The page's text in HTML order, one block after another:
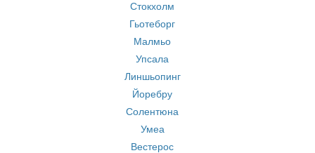
Стокхолм
Гьотеборг
Малмьо
Упсала
Линшьопинг
Йоребру
Солентюна
Умеа
Вестерос